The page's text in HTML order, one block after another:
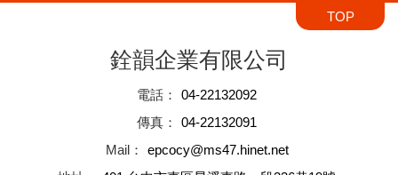
TOP
銓韻企業有限公司
電話 ：
04-22132092
傳真 ：
04-22132091
Mail：
epcocy@ms47.hinet.net